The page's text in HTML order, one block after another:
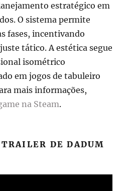
estratégico em
O sistema permite
fases, incentivando
tático. A estética segue
isométrico
em jogos de tabuleiro
mais informações,
na Steam.
DE DADUM